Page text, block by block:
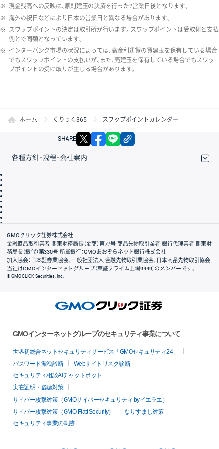
※ 現金残高への反映は、原則建玉の決済を行った2営業日後となります。
※ 海外の祝日などにより日本の営業日と異なる場合があります。
※ スワップポイントの決定は取引所が行います。スワップポイントは受取側と支払
側とで同額となっています。
※ インターバンク市場の状況によっては、高金利通貨の買建玉を保有している場合
でもスワップポイントの支払いが、また、売建玉を保有している場合でもスワッ
プポイントの受け取りが生じる場合があります。
ホーム くりっく365 スワップポイントカレンダー
SHARE X facebook
各種方針・規程・会社案内
会社案内
GMOクリック証券株式会社
金融商品取引業者 関東財務局長（金商）第77号 商品先物取引業者 銀行代理業者 関東財
務局長（銀代）第330号 所属銀行：GMOあおぞらネット銀行株式会社
加入協会：日本証券業協会、一般社団法人 金融先物取引業協会、日本商品先物取引協会
当社はGMOインターネットグループ（東証プライム上場9449）のメンバーです。
© GMO CLICK Securities, Inc.
GMOインターネットグループのセキュリティ事業について
世界初総合ネットセキュリティサービス「GMOセキュリティ24」
パスワード漏洩診断
Webサイトリスク診断
セキュリティ相談AIチャットボット
実在証明・盗聴対策
サイバー攻撃対策（GMOサイバーセキュリティ byイエラエ）
サイバー攻撃対策（GMO Flatt Security）
なりすまし対策
セキュリティ事業の軌跡